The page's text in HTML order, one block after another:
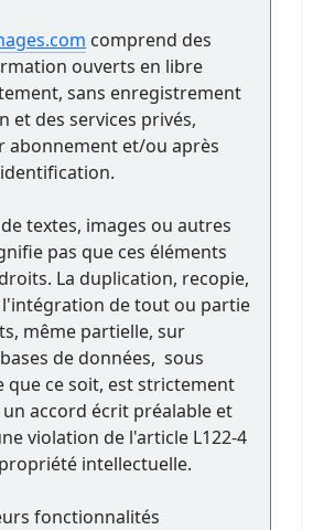
comprend des
ouverts en libre
sans enregistrement
et des services privés,
abonnement et/ou après
textes, images ou autres
pas que ces éléments
La duplication, recopie,
de tout ou partie
même partielle, sur
de données, sous
que ce soit, est strictement
accord écrit préalable et
violation de l'article L122-4
intellectuelle.
fonctionnalités